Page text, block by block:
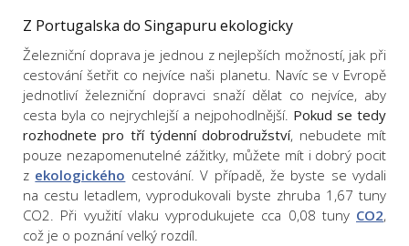
Z Portugalska do Singapuru ekologicky
Železniční doprava je jednou z nejlepších možností, jak při
cestování šetřit co nejvíce naši planetu. Navíc se v Evropě
jednotliví železniční dopravci snaží dělat co nejvíce, aby
cesta byla co nejrychlejší a nejpohodlnější. Pokud se tedy
rozhodnete pro tří týdenní dobrodružství, nebudete mít
pouze nezapomenutelné zážitky, můžete mít i dobrý pocit
z ekologického cestování. V případě, že byste se vydali
na cestu letadlem, vyprodukovali byste zhruba 1,67 tuny
CO2. Při využití vlaku vyprodukujete cca 0,08 tuny CO2,
což je o poznání velký rozdíl.